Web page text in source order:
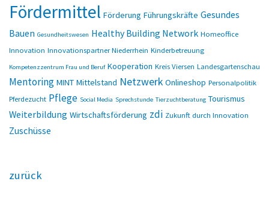
Fördermittel Förderung Führungskräfte Gesundes
Bauen Gesundheitswesen Healthy Building Network Homeoffice
Innovation Innovationspartner Niederrhein Kinderbetreuung
Kompetenzzentrum Frau und Beruf Kooperation Kreis Viersen Landesgartenschau
Mentoring MINT Mittelstand Netzwerk Onlineshop Personalpolitik
Pferdezucht Pflege Social Media Sprechstunde Tierzuchtberatung Tourismus
Weiterbildung Wirtschaftsförderung zdi Zukunft durch Innovation
Zuschüsse
zurück